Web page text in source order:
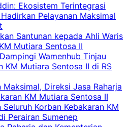
Ekosistem Terintegrasi
Pelayanan Maksimal
Santunan kepada Ahli Waris
Mutiara Sentosa II
Wamenhub Tinjau
KM Mutiara Sentosa II di RS
Maksimal, Direksi Jasa Raharja
KM Mutiara Sentosa II
Korban Kebakaran KM
Perairan Sumenep